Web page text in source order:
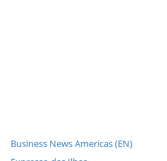
Business News Americas (EN)